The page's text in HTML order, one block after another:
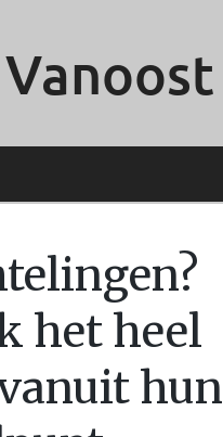
het heel
hun